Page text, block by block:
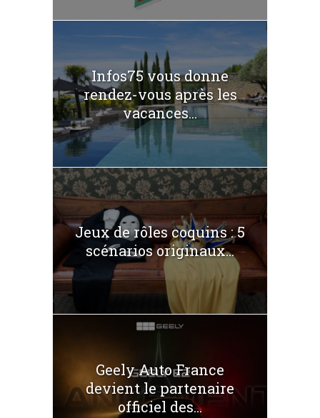
Infos75 vous donne
rendez-vous après les
vacances...
Jeux de rôles coquins : 5
scénarios originaux...
Geely Auto France
devient le partenaire
officiel des...